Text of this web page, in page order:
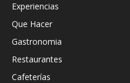
Experiencias
Que Hacer
Gastronomia
Restaurantes
Cafeterías